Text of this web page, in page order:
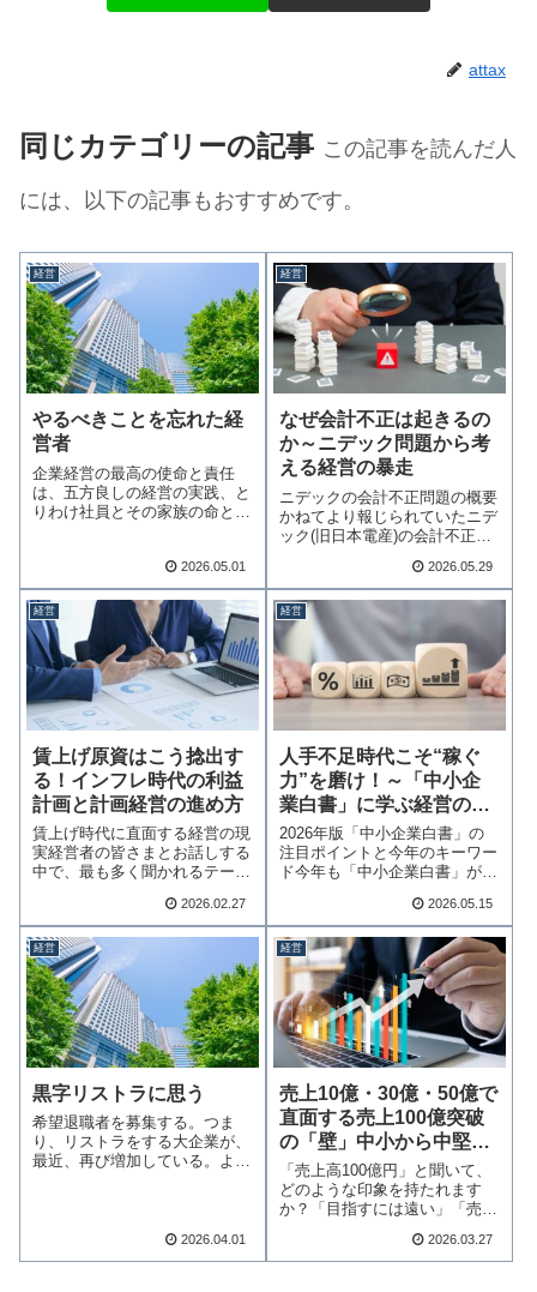
attax
同じカテゴリーの記事 この記事を読んだ人
には、以下の記事もおすすめです。
経営
やるべきことを忘れた経
営者
企業経営の最高の使命と責任
は、五方良しの経営の実践、と
りわけ社員とその家族の命と生
2026.05.01
経営
なぜ会計不正は起きるの
か～ニデック問題から考
える経営の暴走
ニデックの会計不正問題の概要
かねてより報じられていたニデ
ック(旧日本電産)の会計不正問
2026.05.29
経営
賃上げ原資はこう捻出す
る！インフレ時代の利益
計画と計画経営の進め方
賃上げ時代に直面する経営の現
実経営者の皆さまとお話しする
中で、最も多く聞かれるテーマ
2026.02.27
経営
人手不足時代こそ“稼ぐ
力”を磨け！～「中小企
業白書」に学ぶ経営の打
ち手～
2026年版「中小企業白書」の
注目ポイントと今年のキーワー
ド今年も「中小企業白書」が公
2026.05.15
経営
黒字リストラに思う
希望退職者を募集する。つま
り、リストラをする大企業が、
最近、再び増加している。より
2026.04.01
経営
売上10億・30億・50億で
直面する売上100億突破
の「壁」中小から中堅へ
の成長が日本を変える
「売上高100億円」と聞いて、
どのような印象を持たれます
か？「目指すには遠い」「売上
2026.03.27